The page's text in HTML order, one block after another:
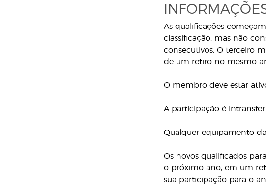
As qualificações
classificação, mas não
consecutivos. O terceiro
de um retiro no mesmo
O membro deve estar
A participação é
Qualquer equipamento
Os novos qualificados
o próximo ano, em um
sua participação para o